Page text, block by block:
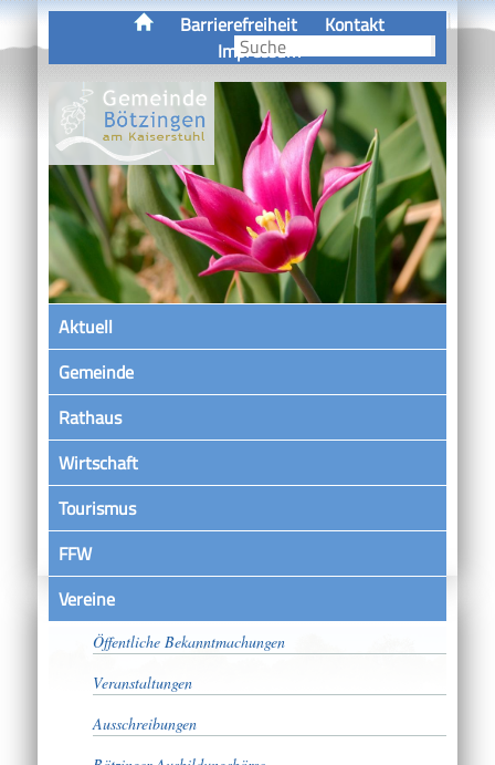
Barrierefreiheit
Kontakt
Impressum
Aktuell
Gemeinde
Rathaus
Wirtschaft
Tourismus
FFW
VereineSatzungen
Öffentliche Bekanntmachungen
Veranstaltungen
Ausschreibungen